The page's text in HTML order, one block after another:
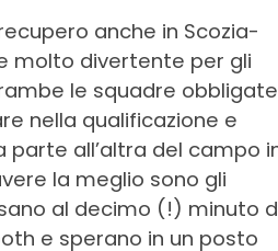
anche in Scozia-
molto divertente per gli
le squadre obbligate
nella qualificazione e
all’altra del campo
la meglio sono gli
al decimo (!) minuto
e sperano in un posto